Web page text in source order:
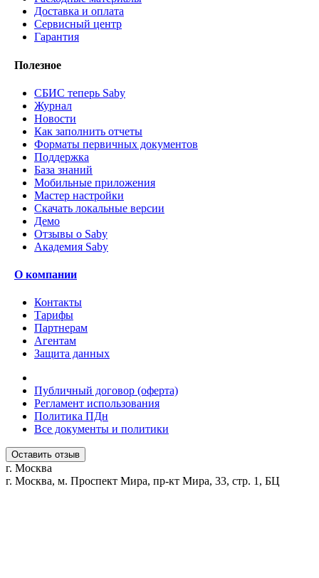
Доставка и оплата
Сервисный центр
Гарантия
Полезное
СБИС теперь Saby
Журнал
Новости
Как заполнить отчеты
Форматы первичных документов
Поддержка
База знаний
Мобильные приложения
Мастер настройки
Скачать локальные версии
Демо
Отзывы о Saby
Академия Saby
О компании
Контакты
Тарифы
Партнерам
Агентам
Защита данных
Публичный договор (оферта)
Регламент использования
Политика ПДн
Все документы и политики
Оставить отзыв
г. Москва
г. Москва, м. Проспект Мира, пр-кт Мира, 33, стр. 1, БЦ